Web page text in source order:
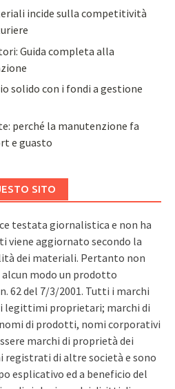
incide sulla competitività
Guida completa alla
solido con i fondi a gestione
perché la manutenzione fa
e guasto
SITO
testata giornalistica e non ha
viene aggiornato secondo la
dei materiali. Pertanto non
alcun modo un prodotto
62 del 7/3/2001. Tutti i marchi
legittimi proprietari; marchi di
di prodotti, nomi corporativi
marchi di proprietà dei
di altre società e sono
esplicativo ed a beneficio del